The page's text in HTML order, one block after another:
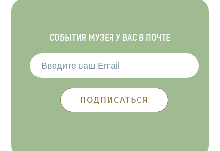
СОБЫТИЯ МУЗЕЯ У ВАС В ПОЧТЕ